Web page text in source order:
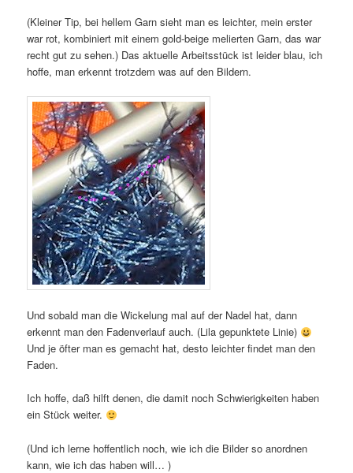
(Kleiner Tip, bei hellem Garn sieht man es leichter, mein erster
war rot, kombiniert mit einem gold-beige melierten Garn, das war
recht gut zu sehen.) Das aktuelle Arbeitsstück ist leider blau, ich
hoffe, man erkennt trotzdem was auf den Bildern.
Und sobald man die Wickelung mal auf der Nadel hat, dann
erkennt man den Fadenverlauf auch. (Lila gepunktete Linie)
Und je öfter man es gemacht hat, desto leichter findet man den
Faden.
Ich hoffe, daß hilft denen, die damit noch Schwierigkeiten haben
ein Stück weiter.
(Und ich lerne hoffentlich noch, wie ich die Bilder so anordnen
kann, wie ich das haben will… )